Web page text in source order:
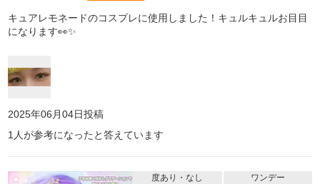
キュアレモネードのコスプレに使用しました！キュルキュルお目目
になります👀✨
2025年06月04日投稿
1 人が参考になったと答えています
度あり・なし
ワンデー